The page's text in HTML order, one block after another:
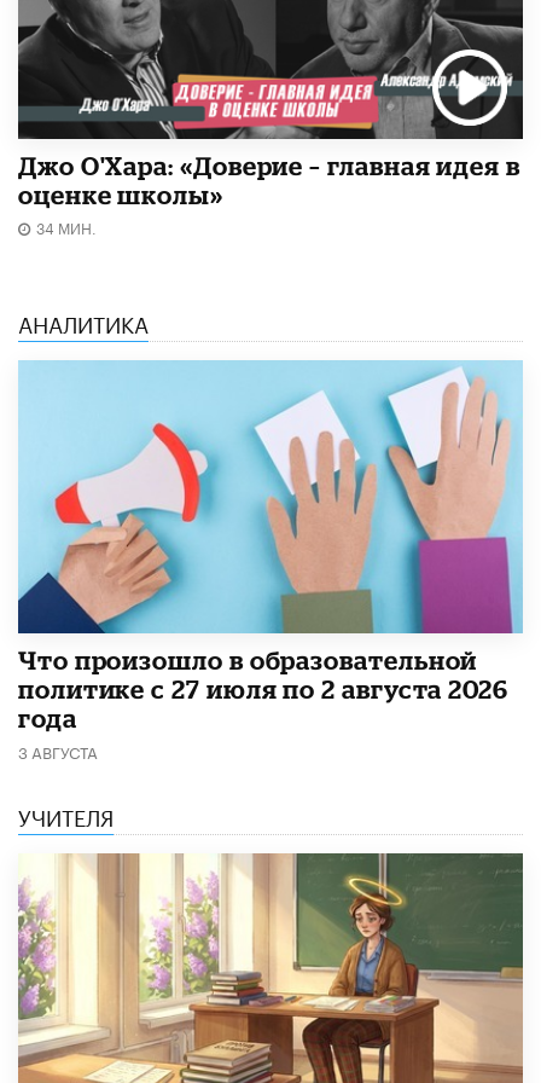
Джо О'Хара: «Доверие – главная идея в
оценке школы»
34 МИН.
АНАЛИТИКА
​Что произошло в образовательной
политике с 27 июля по 2 августа 2026
года
3 АВГУСТА
УЧИТЕЛЯ